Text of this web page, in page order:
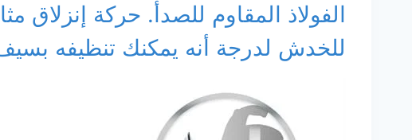
الفولاذ المقاوم للصدأ. حركة إنزلاق
للخدش لدرجة أنه يمكنك تنظيفه